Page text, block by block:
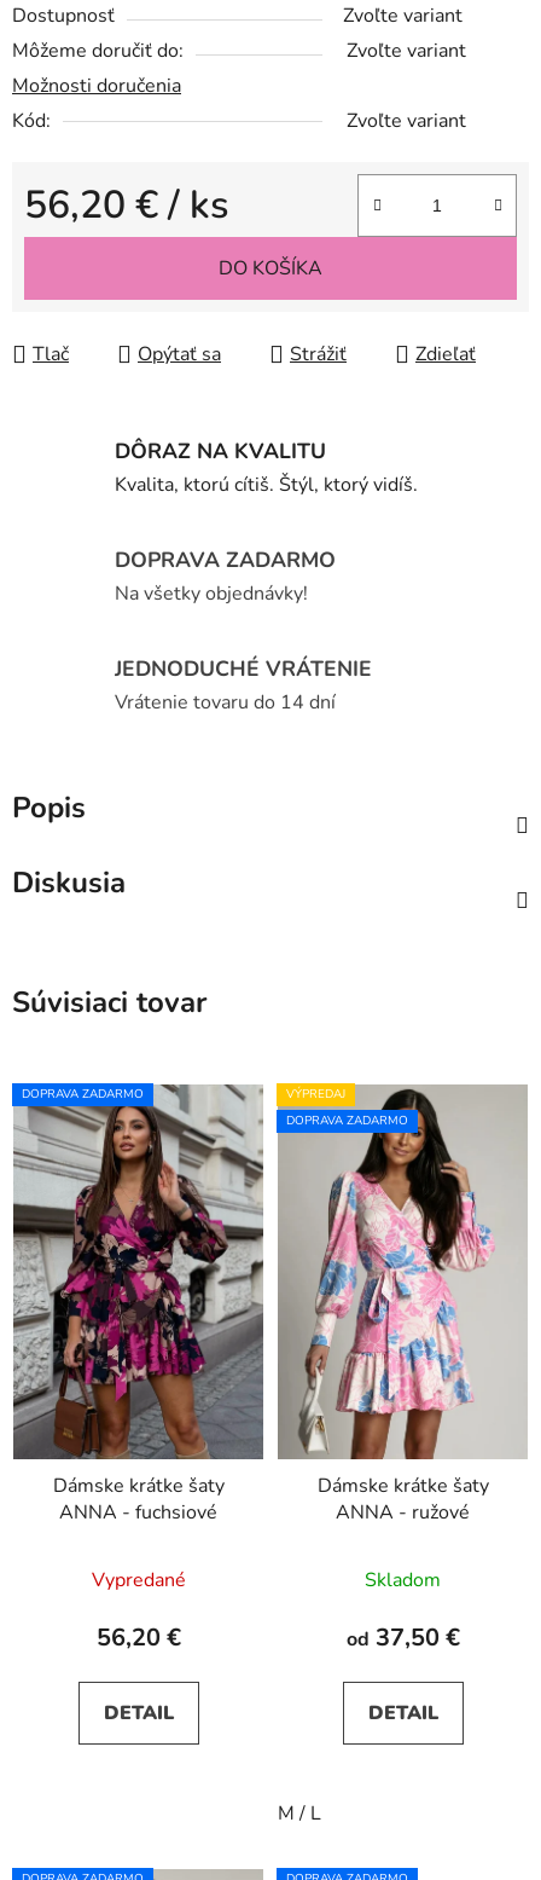
Dostupnosť
Zvoľte variant
Môžeme doručiť do:
Zvoľte variant
Možnosti doručenia
Kód:
Zvoľte variant
56,20 €/ ks
Jednotková cena:
DO KOŠÍKA
Tlač Opýtať sa Strážiť Zdieľať
DÔRAZ NA KVALITU
Kvalita, ktorú cítiš. Štýl, ktorý vidíš.
DOPRAVA ZADARMO
Na všetky objednávky!
JEDNODUCHÉ VRÁTENIE
Vrátenie tovaru do 14 dní
Popis
Diskusia
Súvisiaci tovar
DOPRAVA ZADARMO
Dámske krátke šaty
ANNA - fuchsiové
Vypredané
56,20 €
DETAIL
VÝPREDAJ
DOPRAVA ZADARMO
Dámske krátke šaty
ANNA - ružové
Skladom
od 37,50 €
DETAIL
M / L